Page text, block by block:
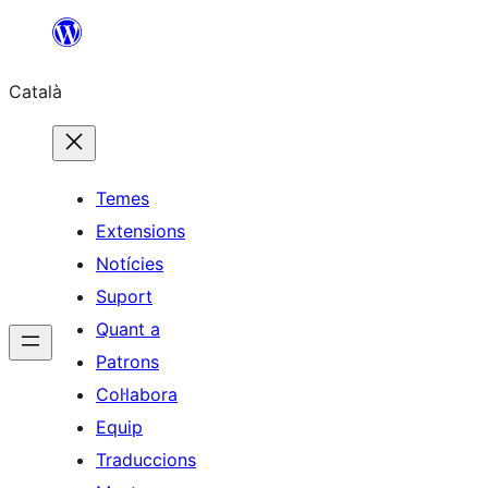
contingut
Català
Temes
Extensions
Notícies
Suport
Quant a
Patrons
Col·labora
Equip
Traduccions